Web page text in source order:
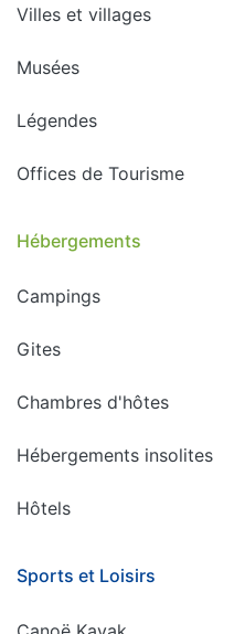
Villes et villages
Musées
Légendes
Offices de Tourisme
Hébergements
Campings
Gites
Chambres d'hôtes
Hébergements insolites
Hôtels
Sports et Loisirs